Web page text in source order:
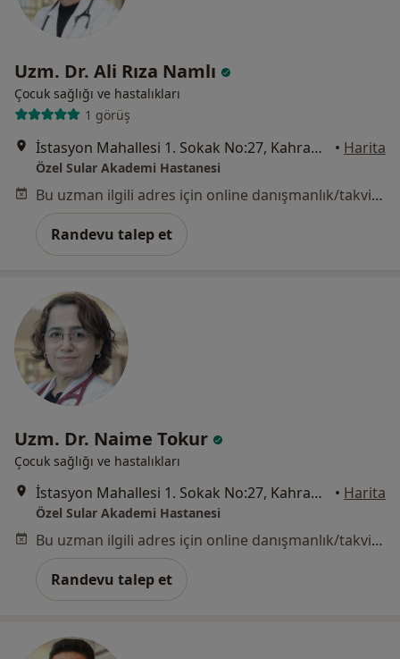
Uzm. Dr. Ali Rıza Namlı
Çocuk sağlığı ve hastalıkları
1 görüş
İstasyon Mahallesi 1. Sokak No:27, Kahramanmaraş • Harita
Özel Sular Akademi Hastanesi
Bu uzman ilgili adres için online danışmanlık/takvim sunmuyor.
Randevu talep et
Uzm. Dr. Naime Tokur
Çocuk sağlığı ve hastalıkları
İstasyon Mahallesi 1. Sokak No:27, Kahramanmaraş • Harita
Özel Sular Akademi Hastanesi
Bu uzman ilgili adres için online danışmanlık/takvim sunmuyor.
Randevu talep et